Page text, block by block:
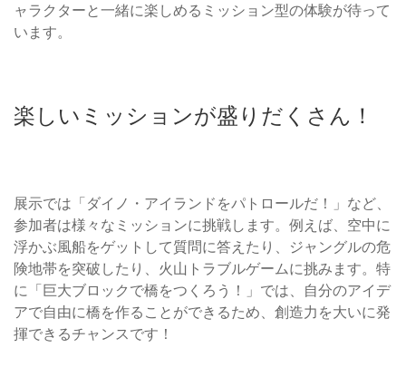
ャラクターと一緒に楽しめるミッション型の体験が待って
います。
楽しいミッションが盛りだくさん！
展示では「ダイノ・アイランドをパトロールだ！」など、
参加者は様々なミッションに挑戦します。例えば、空中に
浮かぶ風船をゲットして質問に答えたり、ジャングルの危
険地帯を突破したり、火山トラブルゲームに挑みます。特
に「巨大ブロックで橋をつくろう！」では、自分のアイデ
アで自由に橋を作ることができるため、創造力を大いに発
揮できるチャンスです！